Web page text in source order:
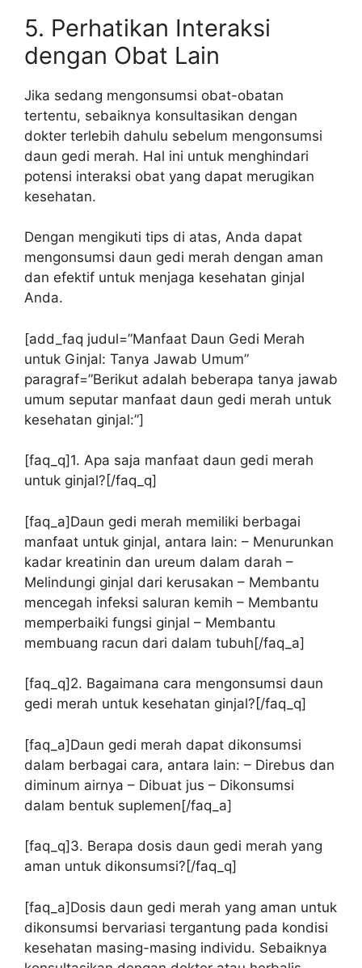
5. Perhatikan Interaksi
dengan Obat Lain
Jika sedang mengonsumsi obat-obatan
tertentu, sebaiknya konsultasikan dengan
dokter terlebih dahulu sebelum mengonsumsi
daun gedi merah. Hal ini untuk menghindari
potensi interaksi obat yang dapat merugikan
kesehatan.
Dengan mengikuti tips di atas, Anda dapat
mengonsumsi daun gedi merah dengan aman
dan efektif untuk menjaga kesehatan ginjal
Anda.
[add_faq judul=”Manfaat Daun Gedi Merah
untuk Ginjal: Tanya Jawab Umum”
paragraf=”Berikut adalah beberapa tanya jawab
umum seputar manfaat daun gedi merah untuk
kesehatan ginjal:”]
[faq_q]1. Apa saja manfaat daun gedi merah
untuk ginjal?[/faq_q]
[faq_a]Daun gedi merah memiliki berbagai
manfaat untuk ginjal, antara lain: – Menurunkan
kadar kreatinin dan ureum dalam darah –
Melindungi ginjal dari kerusakan – Membantu
mencegah infeksi saluran kemih – Membantu
memperbaiki fungsi ginjal – Membantu
membuang racun dari dalam tubuh[/faq_a]
[faq_q]2. Bagaimana cara mengonsumsi daun
gedi merah untuk kesehatan ginjal?[/faq_q]
[faq_a]Daun gedi merah dapat dikonsumsi
dalam berbagai cara, antara lain: – Direbus dan
diminum airnya – Dibuat jus – Dikonsumsi
dalam bentuk suplemen[/faq_a]
[faq_q]3. Berapa dosis daun gedi merah yang
aman untuk dikonsumsi?[/faq_q]
[faq_a]Dosis daun gedi merah yang aman untuk
dikonsumsi bervariasi tergantung pada kondisi
kesehatan masing-masing individu. Sebaiknya